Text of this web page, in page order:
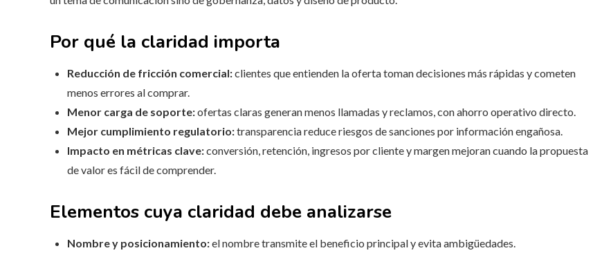
Por qué la claridad importa
Reducción de fricción comercial:clientes que entienden la oferta toman decisiones más rápidas y cometen
menos errores al comprar.
Menor carga de soporte:ofertas claras generan menos llamadas y reclamos, con ahorro operativo directo.
Mejor cumplimiento regulatorio:transparencia reduce riesgos de sanciones por información engañosa.
Impacto en métricas clave:conversión, retención, ingresos por cliente y margen mejoran cuando la propuesta
de valor es fácil de comprender.
Elementos cuya claridad debe analizarse
Nombre y posicionamiento:el nombre transmite el beneficio principal y evita ambigüedades.